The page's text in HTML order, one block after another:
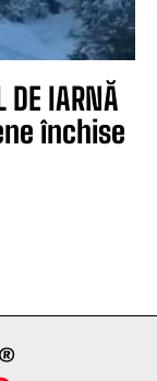
DE IARNĂ
închise